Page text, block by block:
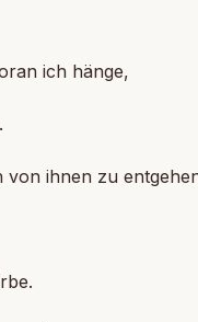
ich hänge,
von ihnen zu